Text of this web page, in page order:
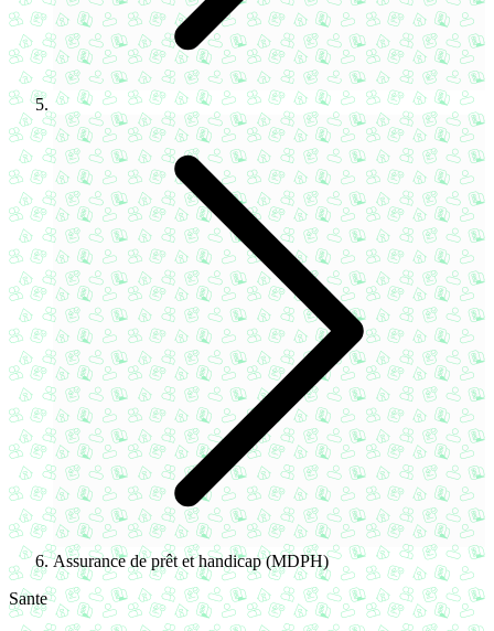
Assurance de prêt et handicap (MDPH)
Sante